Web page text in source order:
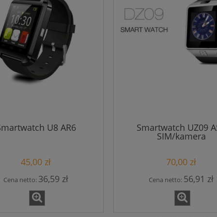
U8 AR6
45,00 zł
Cena netto: 36,59 zł
Smartwatch UZ09
SIM/kamera
70,00 zł
Cena netto: 56,91 zł